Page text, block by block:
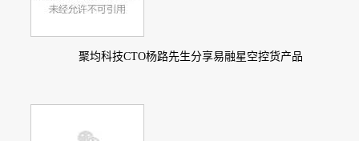
聚均科技CTO杨路先生分享易融星空控货产品